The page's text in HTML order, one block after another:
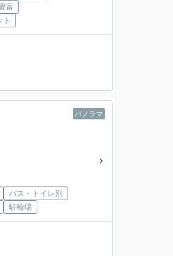
富
ト
パノラマ
バス・トイレ別
駐輪場